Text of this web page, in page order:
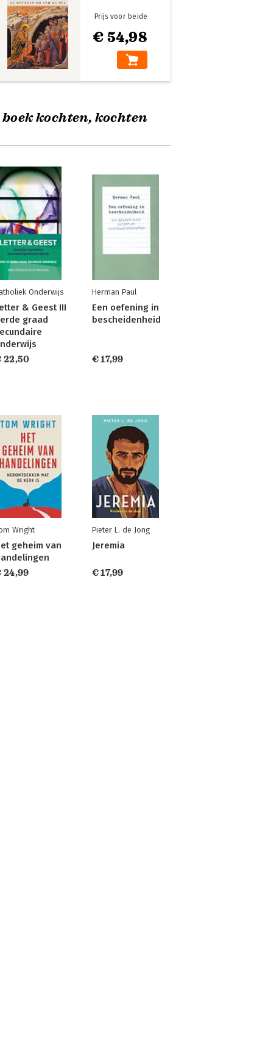
€ 54,98
Prijs voor beide
kochten, kochten
Onderwijs
& Geest III
graad
22,50
Herman Paul
Een oefening in
bescheidenheid
€ 17,99
Wright
geheim van
24,99
Pieter L. de Jong
Jeremia
€ 17,99